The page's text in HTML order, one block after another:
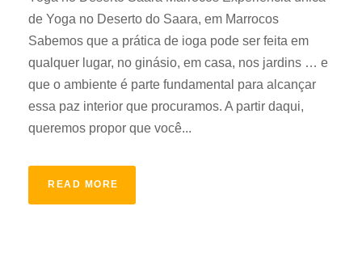
de Yoga no Deserto do Saara, em Marrocos
Sabemos que a prática de ioga pode ser feita em
qualquer lugar, no ginásio, em casa, nos jardins … e
que o ambiente é parte fundamental para alcançar
essa paz interior que procuramos. A partir daqui,
queremos propor que você...
READ MORE